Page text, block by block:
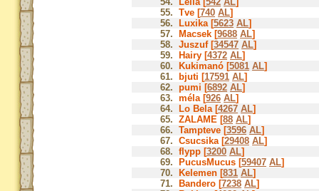
55. Tve [740 AL]
56.
Luxika [5623 AL]
57.
Macsek [9688 AL]
58. Juszuf [34547 AL]
59.
Hairy [4372 AL]
60.
Kukimanó [5081 AL]
61.
bjuti [17591 AL]
62. pumi [6892 AL]
63. méla [926 AL]
64.
Lo Bela [4267 AL]
65. ZALAME [88 AL]
66. Tampteve [3596 AL]
67. Csucsika [29408 AL]
68. flypp [3200 AL]
69.
PucusMucus [59407 AL]
70.
Kelemen [831 AL]
71.
Bandero [7238 AL]